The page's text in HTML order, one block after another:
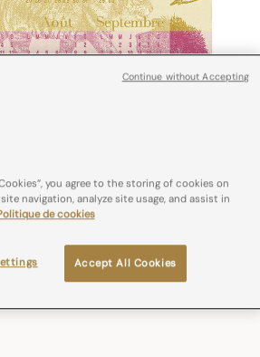
you agree to the storing of cookies on
navigation, analyze site usage, and assist in
de cookies
Accept All Cookies
Continue without Accepting